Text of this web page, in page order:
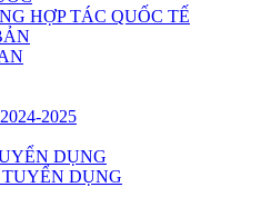
HỢP TÁC QUỐC TẾ
2025
DỤNG
DỤNG